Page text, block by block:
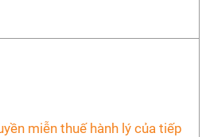
miễn thuế hành lý của tiếp